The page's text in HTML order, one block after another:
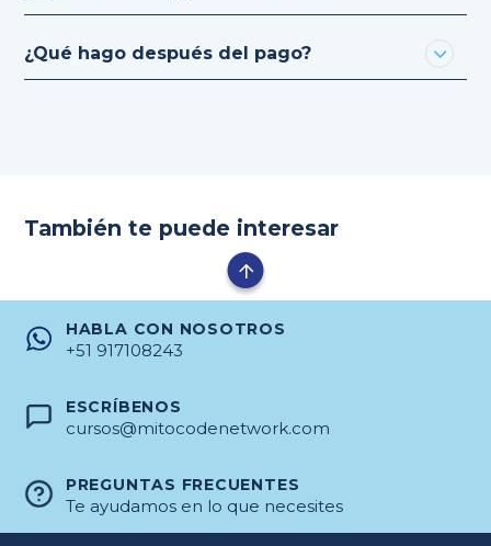
¿Qué hago después del pago?
También te puede interesar
HABLA CON NOSOTROS
+51 917108243
ESCRÍBENOS
cursos@mitocodenetwork.com
PREGUNTAS FRECUENTES
Te ayudamos en lo que necesites